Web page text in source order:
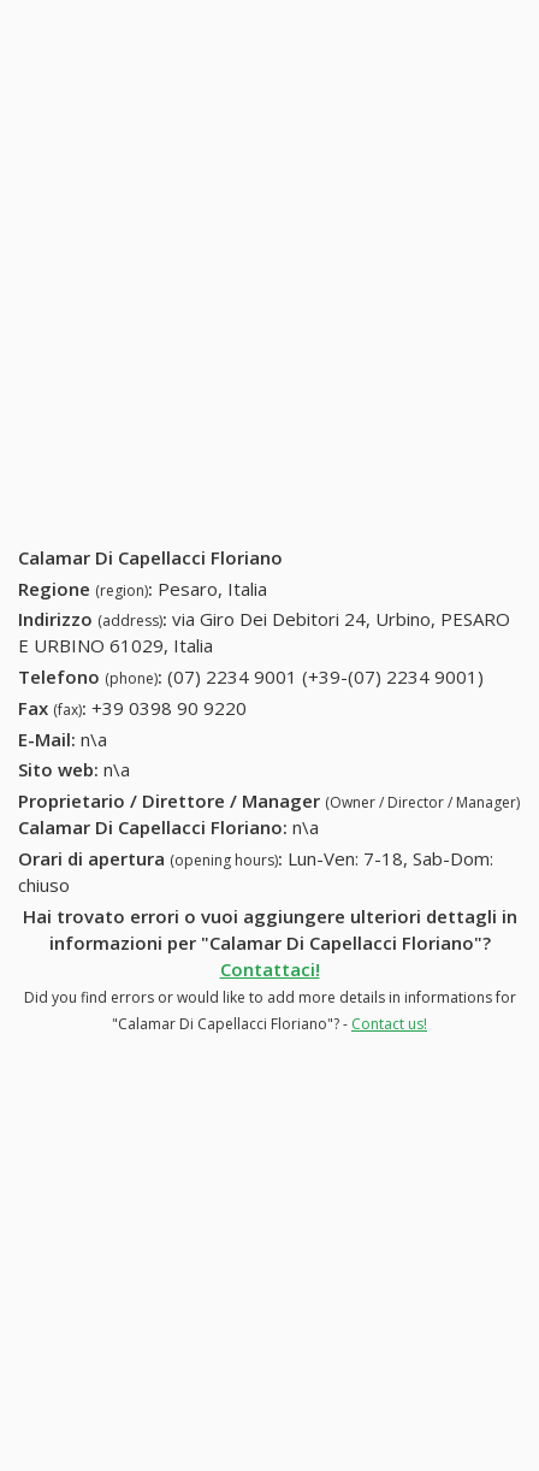
Calamar Di Capellacci Floriano
Regione (region): Pesaro, Italia
Indirizzo (address): via Giro Dei Debitori 24, Urbino, PESARO
E URBINO 61029, Italia
Telefono (phone): (07) 2234 9001 (+39-(07) 2234 9001)
2234
Fax (fax): +39 0398 90 9220
E-Mail: n\a
Sito web: n\a
Proprietario / Direttore / Manager (Owner / Director / Manager)
Calamar Di Capellacci Floriano: n\a
Orari di apertura (opening hours): Lun-Ven: 7-18, Sab-Dom:
chiuso
Hai trovato errori o vuoi aggiungere ulteriori dettagli in
informazioni per "Calamar Di Capellacci Floriano"?
Contattaci!
Did you find errors or would like to add more details in informations for
"Calamar Di Capellacci Floriano"? - Contact us!